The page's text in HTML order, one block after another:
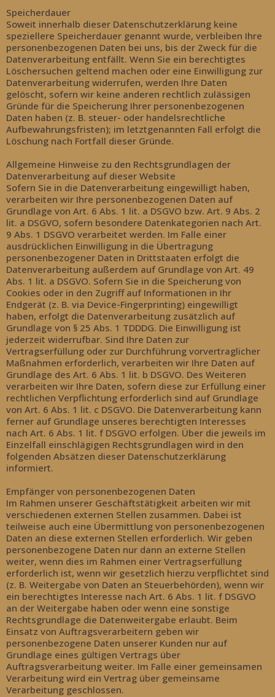
Speicherdauer
Soweit innerhalb dieser Datenschutzerklärung keine
speziellere Speicherdauer genannt wurde, verbleiben Ihre
personenbezogenen Daten bei uns, bis der Zweck für die
Datenverarbeitung entfällt. Wenn Sie ein berechtigtes
Löschersuchen geltend machen oder eine Einwilligung zur
Datenverarbeitung widerrufen, werden Ihre Daten
gelöscht, sofern wir keine anderen rechtlich zulässigen
Gründe für die Speicherung Ihrer personenbezogenen
Daten haben (z. B. steuer- oder handelsrechtliche
Aufbewahrungsfristen); im letztgenannten Fall erfolgt die
Löschung nach Fortfall dieser Gründe.
Allgemeine Hinweise zu den Rechtsgrundlagen der
Datenverarbeitung auf dieser Website
Sofern Sie in die Datenverarbeitung eingewilligt haben,
verarbeiten wir Ihre personenbezogenen Daten auf
Grundlage von Art. 6 Abs. 1 lit. a DSGVO bzw. Art. 9 Abs. 2
lit. a DSGVO, sofern besondere Datenkategorien nach Art.
9 Abs. 1 DSGVO verarbeitet werden. Im Falle einer
ausdrücklichen Einwilligung in die Übertragung
personenbezogener Daten in Drittstaaten erfolgt die
Datenverarbeitung außerdem auf Grundlage von Art. 49
Abs. 1 lit. a DSGVO. Sofern Sie in die Speicherung von
Cookies oder in den Zugriff auf Informationen in Ihr
Endgerät (z. B. via Device-Fingerprinting) eingewilligt
haben, erfolgt die Datenverarbeitung zusätzlich auf
Grundlage von § 25 Abs. 1 TDDDG. Die Einwilligung ist
jederzeit widerrufbar. Sind Ihre Daten zur
Vertragserfüllung oder zur Durchführung vorvertraglicher
Maßnahmen erforderlich, verarbeiten wir Ihre Daten auf
Grundlage des Art. 6 Abs. 1 lit. b DSGVO. Des Weiteren
verarbeiten wir Ihre Daten, sofern diese zur Erfüllung einer
rechtlichen Verpflichtung erforderlich sind auf Grundlage
von Art. 6 Abs. 1 lit. c DSGVO. Die Datenverarbeitung kann
ferner auf Grundlage unseres berechtigten Interesses
nach Art. 6 Abs. 1 lit. f DSGVO erfolgen. Über die jeweils im
Einzelfall einschlägigen Rechtsgrundlagen wird in den
folgenden Absätzen dieser Datenschutzerklärung
informiert.
Empfänger von personenbezogenen Daten
Im Rahmen unserer Geschäftstätigkeit arbeiten wir mit
verschiedenen externen Stellen zusammen. Dabei ist
teilweise auch eine Übermittlung von personenbezogenen
Daten an diese externen Stellen erforderlich. Wir geben
personenbezogene Daten nur dann an externe Stellen
weiter, wenn dies im Rahmen einer Vertragserfüllung
erforderlich ist, wenn wir gesetzlich hierzu verpflichtet sind
(z. B. Weitergabe von Daten an Steuerbehörden), wenn wir
ein berechtigtes Interesse nach Art. 6 Abs. 1 lit. f DSGVO
an der Weitergabe haben oder wenn eine sonstige
Rechtsgrundlage die Datenweitergabe erlaubt. Beim
Einsatz von Auftragsverarbeitern geben wir
personenbezogene Daten unserer Kunden nur auf
Grundlage eines gültigen Vertrags über
Auftragsverarbeitung weiter. Im Falle einer gemeinsamen
Verarbeitung wird ein Vertrag über gemeinsame
Verarbeitung geschlossen.